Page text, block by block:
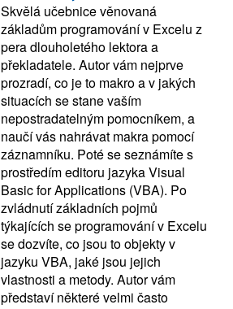
Skvělá učebnice věnovaná
základům programování v Excelu z
pera dlouholetého lektora a
překladatele. Autor vám nejprve
prozradí, co je to makro a v jakých
situacích se stane vaším
nepostradatelným pomocníkem, a
naučí vás nahrávat makra pomocí
záznamníku. Poté se seznámíte s
prostředím editoru jazyka Visual
Basic for Applications (VBA). Po
zvládnutí základních pojmů
týkajících se programování v Excelu
se dozvíte, co jsou to objekty v
jazyku VBA, jaké jsou jejich
vlastnosti a metody. Autor vám
představí některé velmi často